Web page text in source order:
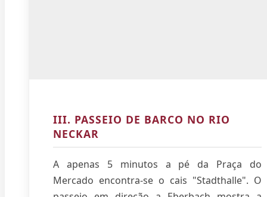
III. PASSEIO DE BARCO NO RIO
NECKAR
A apenas 5 minutos a pé da Praça do
Mercado encontra-se o cais "Stadthalle". O